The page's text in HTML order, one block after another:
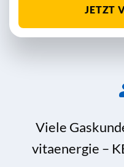
JETZT
Viele
vitaenergie –